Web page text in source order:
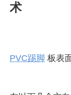
术
PVC踢脚 板表